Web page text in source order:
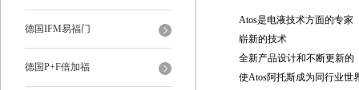
德国IFM易福门
德国P+F倍加福
Atos是电液技术方面的专家
崭新的技术
全新产品设计和不断更新的
使Atos阿托斯成为同行业世